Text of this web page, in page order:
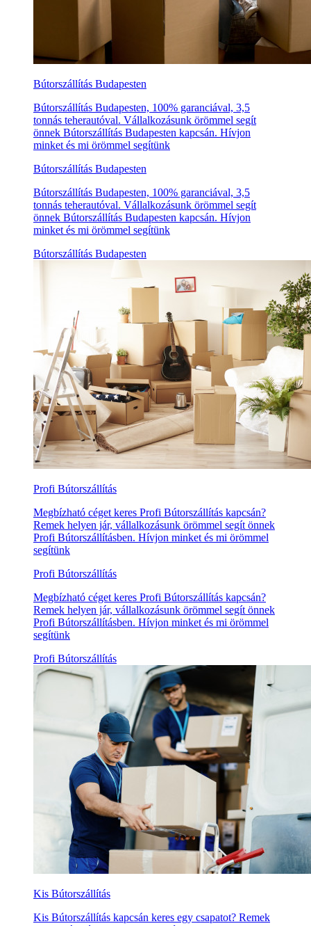
Bútorszállítás Budapesten
Bútorszállítás Budapesten, 100% garanciával, 3,5
tonnás teherautóval. Vállalkozásunk örömmel segít
önnek Bútorszállítás Budapesten kapcsán. Hívjon
minket és mi örömmel segítünk
Bútorszállítás Budapesten
Bútorszállítás Budapesten, 100% garanciával, 3,5
tonnás teherautóval. Vállalkozásunk örömmel segít
önnek Bútorszállítás Budapesten kapcsán. Hívjon
minket és mi örömmel segítünk
Bútorszállítás Budapesten
Profi Bútorszállítás
Megbízható céget keres Profi Bútorszállítás kapcsán?
Remek helyen jár, vállalkozásunk örömmel segít önnek
Profi Bútorszállításben. Hívjon minket és mi örömmel
segítünk
Profi Bútorszállítás
Megbízható céget keres Profi Bútorszállítás kapcsán?
Remek helyen jár, vállalkozásunk örömmel segít önnek
Profi Bútorszállításben. Hívjon minket és mi örömmel
segítünk
Profi Bútorszállítás
Kis Bútorszállítás
Kis Bútorszállítás kapcsán keres egy csapatot? Remek